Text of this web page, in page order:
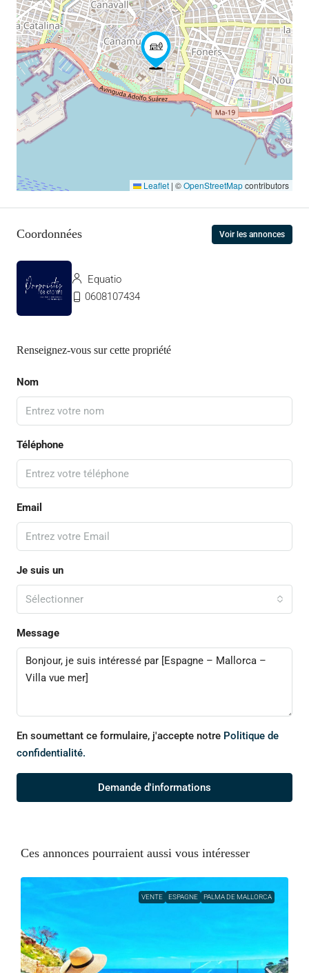
Leaflet | ©OpenStreetMapcontributors
Coordonnées Voir les annonces
Equatio
0608107434
Renseignez-vous sur cette propriété
Nom
Téléphone
Email
Je suis un
Sélectionner
Message
En soumettant ce formulaire, j'accepte notre Politique de
confidentialité.
Demande d'informations
Ces annonces pourraient aussi vous intéresser
VENTE ESPAGNE PALMA DE MALLORCA